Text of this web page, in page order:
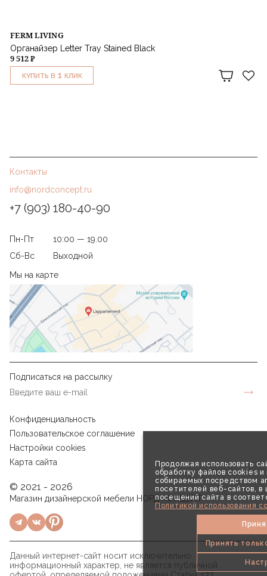
Продолжая использовать
обработку файлов cookies и
собираемых посредством
посетителей веб-сайтов, в
посещений сайта в
Политикой использования
Принять
FERM LIVING
Органайзер Letter Tray Stained Black
9 512 ₽
КУПИТЬ В 1 КЛИК
Контакты
info@nordconcept.ru
+7 (903) 180-40-90
Пн-Пт
10:00 — 19.00
Сб-Вс
Выходной
Мы на карте
Подписаться на рассылку
Конфиденциальность
Пользовательское соглашение
Настройки cookies
Карта сайта
© 2021 - 2026
Магазин дизайнерской мебели НОРД КОНЦЕПТ
Данный интернет-сайт носит исключительно
информационный характер, не является публичной